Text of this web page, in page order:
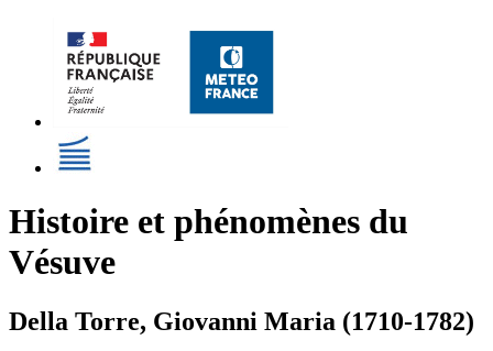
Histoire et phénomènes du
Vésuve
Della Torre, Giovanni Maria (1710-1782)